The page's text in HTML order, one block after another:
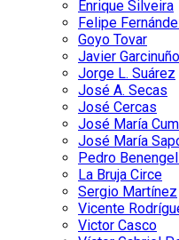
Enrique Silveira
Felipe
Goyo Tovar
Javier Garcinuño
Jorge L. Suárez
José A. Secas
José Cercas
José María
José María
Pedro
La Bruja Circe
Sergio Martínez
Vicente
Victor Casco